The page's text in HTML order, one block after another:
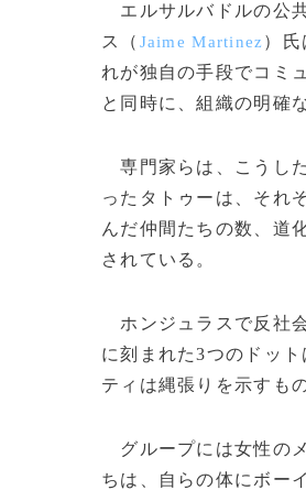
エルサルバドルの公
ス（ Jaime Martinez）
れが独自の手段でコミ
と同時に、組織の明確
専門家らは、こうし
ったタトゥーは、それ
んだ仲間たちの数、道
されている。
ホンジュラスで反社
に刻まれた3つのドッ
ティは縄張りを示すも
グループには女性の
ちは、自らの体にボー